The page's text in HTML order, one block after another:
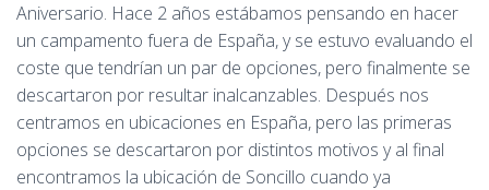
Aniversario. Hace 2 años estábamos pensando en hacer
un campamento fuera de España, y se estuvo evaluando el
coste que tendrían un par de opciones, pero finalmente se
descartaron por resultar inalcanzables. Después nos
centramos en ubicaciones en España, pero las primeras
opciones se descartaron por distintos motivos y al final
encontramos la ubicación de Soncillo cuando ya